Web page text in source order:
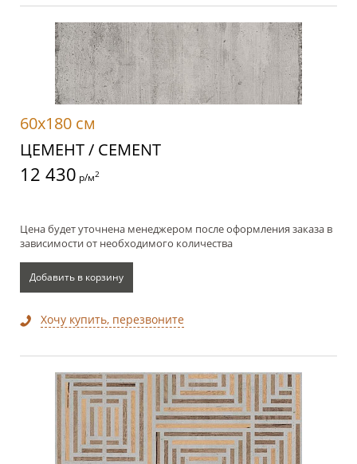
60x180 см
ЦЕМЕНТ / CEMENT
12 430 р/м2
Цена будет уточнена менеджером после оформления заказа в
зависимости от необходимого количества
Добавить в корзину
Хочу купить, перезвоните